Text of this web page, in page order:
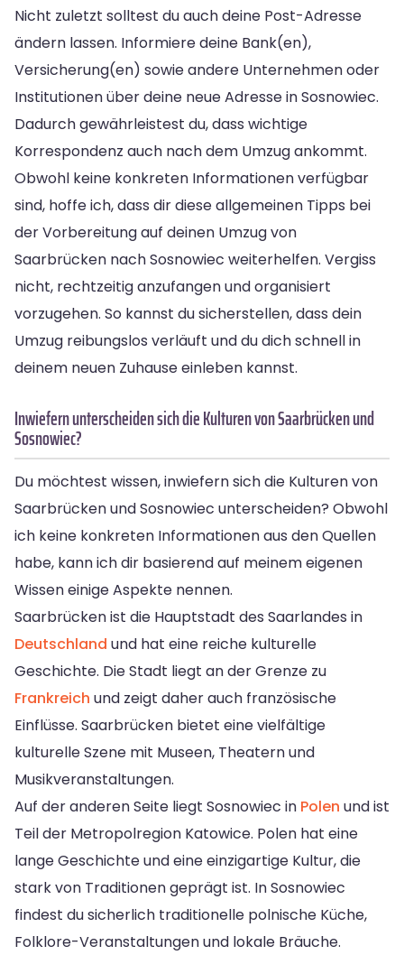
Nicht zuletzt solltest du auch deine Post-Adresse
ändern lassen. Informiere deine Bank(en),
Versicherung(en) sowie andere Unternehmen oder
Institutionen über deine neue Adresse in Sosnowiec.
Dadurch gewährleistest du, dass wichtige
Korrespondenz auch nach dem Umzug ankommt.
Obwohl keine konkreten Informationen verfügbar
sind, hoffe ich, dass dir diese allgemeinen Tipps bei
der Vorbereitung auf deinen Umzug von
Saarbrücken nach Sosnowiec weiterhelfen. Vergiss
nicht, rechtzeitig anzufangen und organisiert
vorzugehen. So kannst du sicherstellen, dass dein
Umzug reibungslos verläuft und du dich schnell in
deinem neuen Zuhause einleben kannst.
Inwiefern unterscheiden sich die Kulturen von Saarbrücken und
Sosnowiec?
Du möchtest wissen, inwiefern sich die Kulturen von
Saarbrücken und Sosnowiec unterscheiden? Obwohl
ich keine konkreten Informationen aus den Quellen
habe, kann ich dir basierend auf meinem eigenen
Wissen einige Aspekte nennen.
Saarbrücken ist die Hauptstadt des Saarlandes in
Deutschland und hat eine reiche kulturelle
Geschichte. Die Stadt liegt an der Grenze zu
Frankreich und zeigt daher auch französische
Einflüsse. Saarbrücken bietet eine vielfältige
kulturelle Szene mit Museen, Theatern und
Musikveranstaltungen.
Auf der anderen Seite liegt Sosnowiec in Polen und ist
Teil der Metropolregion Katowice. Polen hat eine
lange Geschichte und eine einzigartige Kultur, die
stark von Traditionen geprägt ist. In Sosnowiec
findest du sicherlich traditionelle polnische Küche,
Folklore-Veranstaltungen und lokale Bräuche.